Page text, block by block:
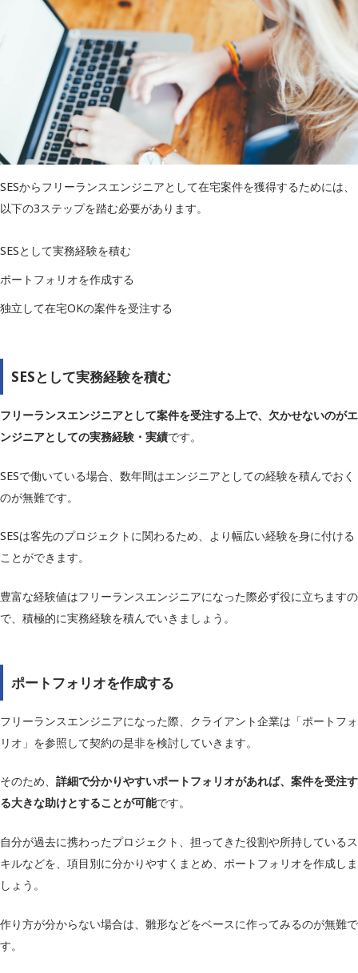
SESからフリーランスエンジニアとして在宅案件を獲得するためには、
以下の3ステップを踏む必要があります。
SESとして実務経験を積む
ポートフォリオを作成する
独立して在宅OKの案件を受注する
SESとして実務経験を積む
フリーランスエンジニアとして案件を受注する上で、欠かせないのがエ
ンジニアとしての実務経験・実績です。
SESで働いている場合、数年間はエンジニアとしての経験を積んでおく
のが無難です。
SESは客先のプロジェクトに関わるため、より幅広い経験を身に付ける
ことができます。
豊富な経験値はフリーランスエンジニアになった際必ず役に立ちますの
で、積極的に実務経験を積んでいきましょう。
ポートフォリオを作成する
フリーランスエンジニアになった際、クライアント企業は「ポートフォ
リオ」を参照して契約の是非を検討していきます。
そのため、 詳細で分かりやすいポートフォリオがあれば、案件を受注す
る大きな助けとすることが可能です。
自分が過去に携わったプロジェクト、担ってきた役割や所持しているス
キルなどを、項目別に分かりやすくまとめ、ポートフォリオを作成しま
しょう。
作り方が分からない場合は、雛形などをベースに作ってみるのが無難で
す。